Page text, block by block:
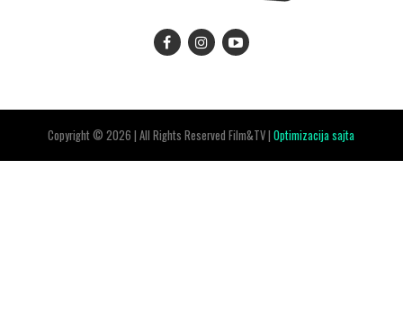
Copyright © 2026 | All Rights Reserved Film&TV |Optimizacija sajta